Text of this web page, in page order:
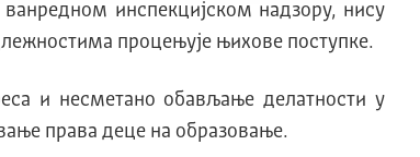
инспекцијском надзору, нису
процењује њихове поступке.
и несметано обављање делатности у
права деце на образовање.